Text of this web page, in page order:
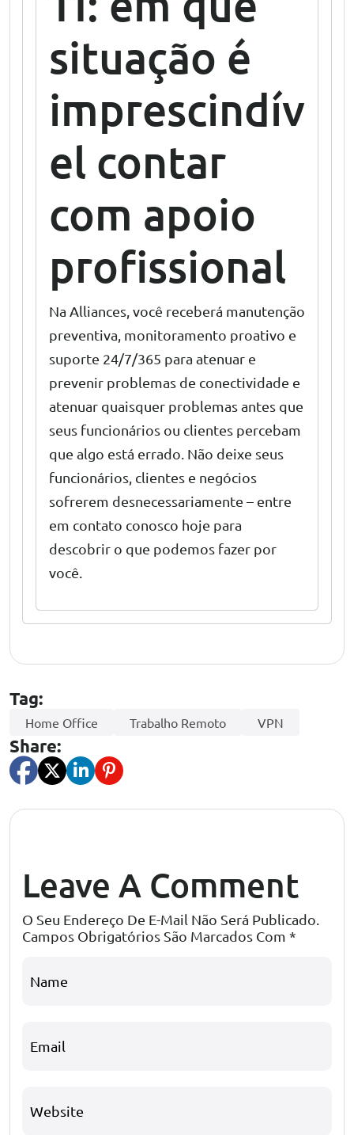
situação é
imprescindív
el contar
com apoio
profissional
Na Alliances, você receberá manutenção
preventiva, monitoramento proativo e
suporte 24/7/365 para atenuar e
prevenir problemas de conectividade e
atenuar quaisquer problemas antes que
seus funcionários ou clientes percebam
que algo está errado. Não deixe seus
funcionários, clientes e negócios
sofrerem desnecessariamente – entre
em contato conosco hoje para
descobrir o que podemos fazer por
você.
Tag:
Home Office Trabalho Remoto VPN
Share:
Leave A Comment
O Seu Endereço De E-Mail Não Será Publicado.
Campos Obrigatórios São Marcados Com *